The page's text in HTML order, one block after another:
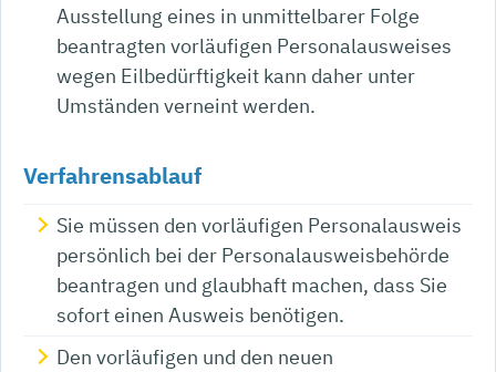
Ausstellung eines in unmittelbarer Folge
beantragten vorläufigen Personalausweises
wegen Eilbedürftigkeit kann daher unter
Umständen verneint werden.
Verfahrensablauf
Sie müssen den vorläufigen Personalausweis
persönlich bei der Personalausweisbehörde
beantragen und glaubhaft machen, dass Sie
sofort einen Ausweis benötigen.
Den vorläufigen und den neuen